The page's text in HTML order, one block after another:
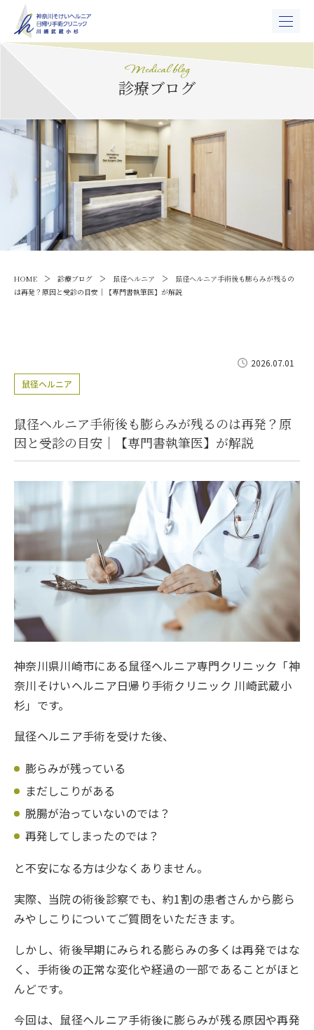
Medical blog
診療ブログ
HOME > 診療ブログ > 鼠径ヘルニア >
鼠径ヘルニア手術後も膨らみが残るの
は再発？原因と受診の目安｜【専門書執筆医】が解説
2026.07.01
鼠径ヘルニア
鼠径ヘルニア手術後も膨らみが残るのは再発？原
因と受診の目安｜【専門書執筆医】が解説
神奈川県川崎市にある鼠径ヘルニア専門クリニック「神
奈川そけいヘルニア日帰り手術クリニック 川崎武蔵小
杉」です。
鼠径ヘルニア手術を受けた後、
膨らみが残っている
まだしこりがある
脱腸が治っていないのでは？
再発してしまったのでは？
と不安になる方は少なくありません。
実際、当院の術後診察でも、約1割の患者さんから膨ら
みやしこりについてご質問をいただきます。
しかし、術後早期にみられる膨らみの多くは再発ではな
く、手術後の正常な変化や経過の一部であることがほと
んどです。
今回は、鼠径ヘルニア手術後に膨らみが残る原因や再発